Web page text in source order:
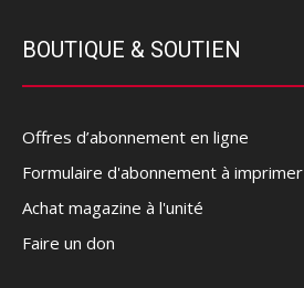
BOUTIQUE & SOUTIEN
Offres d’abonnement en ligne
Formulaire d'abonnement à imprimer
Achat magazine à l'unité
Faire un don